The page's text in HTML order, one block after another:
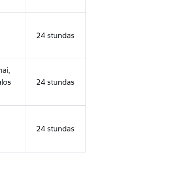
24 stundas
24 stundas
24 stundas